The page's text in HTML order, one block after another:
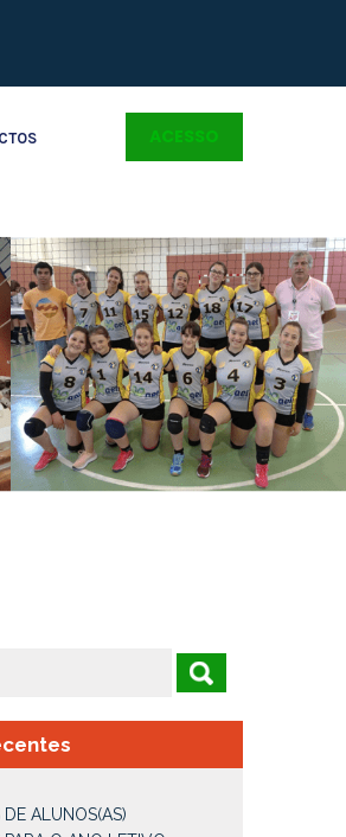
ACESSO
DE ALUNOS(AS)